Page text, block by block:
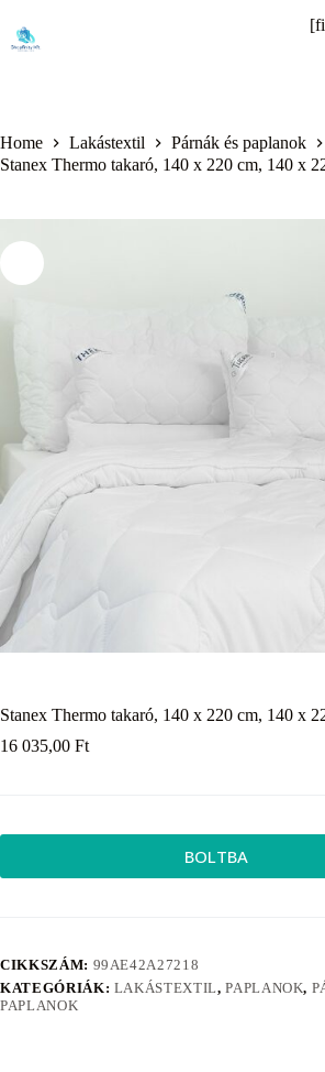
content
Home Lakástextil Párnák és paplanok
Stanex Thermo takaró, 140 x 220 cm, 140 x
Stanex Thermo takaró, 140 x 220 cm, 140 x
16 035,00 Ft
BOLTBA
CIKKSZÁM: 99AE42A27218
KATEGÓRIÁK: LAKÁSTEXTIL,PAPLANOK,
PAPLANOK